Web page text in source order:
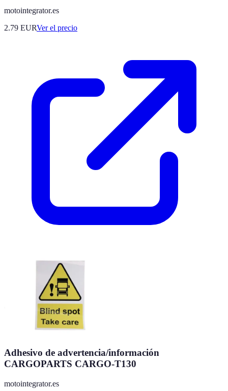
motointegrator.es
2.79 EURVer el precio
Adhesivo de advertencia/información
CARGOPARTS CARGO-T130
motointegrator.es